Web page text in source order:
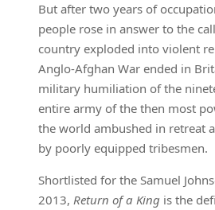
But after two years of
people rose in answer to the
country exploded into violent
Anglo-Afghan War ended in
military humiliation of the
entire army of the then most
the world ambushed in retreat
by poorly equipped tribesmen.
Shortlisted for the Samuel
2013, Return of a King is the